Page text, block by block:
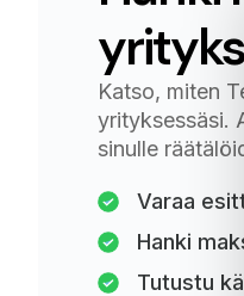
Katso, miten
yrityksessäsi.
sinulle
Varaa
Hanki
Tutustu